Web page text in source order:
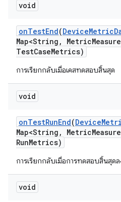
void
onTestEnd(DeviceMetric
Map<String , Metric
TestCaseMetrics)
การเรียกกลับเมื่อเคสทดสอบสิ้นสุด
void
onTestRunEnd(Device
Map<String , Metric
RunMetrics)
การเรียกกลับเมื่อการทดสอบสิ้นสุดล
void